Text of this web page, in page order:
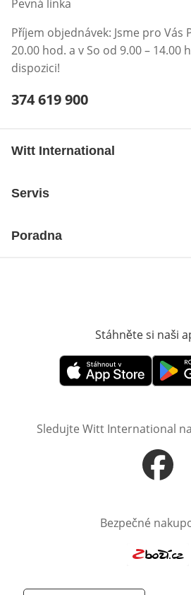
Pevná linka
Příjem objednávek: Jsme pro Vás
20.00 hod. a v So od 9.00 – 14.00
dispozici!
Telefonní číslo:
374 619 900
Witt International
Servis
Poradna
Stáhněte si naši
Otevře v novém okně
Otevře
Sledujte Witt International
Otevře v
Bezpečné